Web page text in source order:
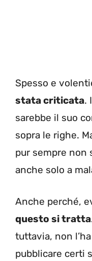
Spesso e
stata criticata.
sarebbe il suo
sopra le righe.
pur sempre non
anche solo a
Anche perché,
questo si tratta
tuttavia, non
pubblicare certi